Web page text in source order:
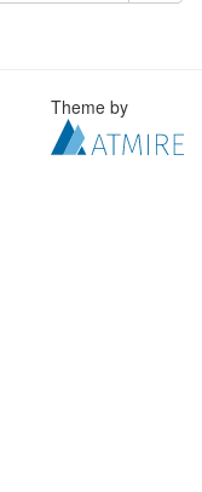
Theme by